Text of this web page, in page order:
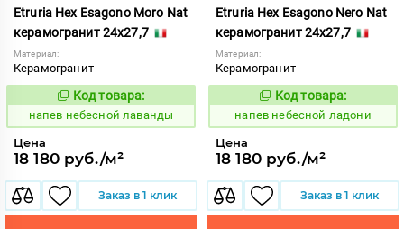
Etruria Hex Esagono Moro Nat
керамогранит 24x27,7
Материал:
Керамогранит
1086041
Код товара:
напев небесной лаванды
Цена
18 180 руб./м²
Заказ в 1 клик
Etruria Hex Esagono Nero Nat
керамогранит 24x27,7
Материал:
Керамогранит
1086042
Код товара:
напев небесной ладони
Цена
18 180 руб./м²
Заказ в 1 клик